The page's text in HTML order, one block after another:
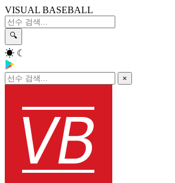
VISUAL BASEBALL
🔍
☀ ☾
×